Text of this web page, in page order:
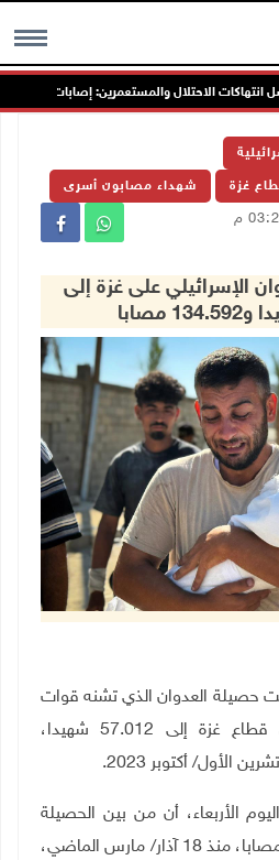
MENU
الاحتلال والمستعمرين: إصابات واعتقالات
غزة شهداء مصابون أسرى
الإسرائيلي على غزة إلى
ارتفعت حصيلة العدوان الذي تشنه قوات
الاحتلال الإسرائيلي على قطاع غزة إلى 57.012 شهيدا،
.
الأربعاء، أن من بين الحصيلة
6,454 شهيدا، و22,551 مصابا، منذ 18 آذار/ مارس الماضي،